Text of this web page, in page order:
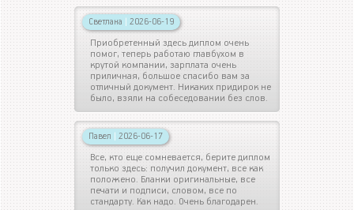
Светлана | 2026-06-19
Приобретенный здесь диплом очень
помог, теперь работаю главбухом в
крутой компании, зарплата очень
приличная, большое спасибо вам за
отличный документ. Никаких придирок не
было, взяли на собеседовании без слов.
Павел | 2026-06-17
Все, кто еще сомневается, берите диплом
только здесь: получил документ, все как
положено. Бланки оригинальные, все
печати и подписи, словом, все по
стандарту. Как надо. Очень благодарен.